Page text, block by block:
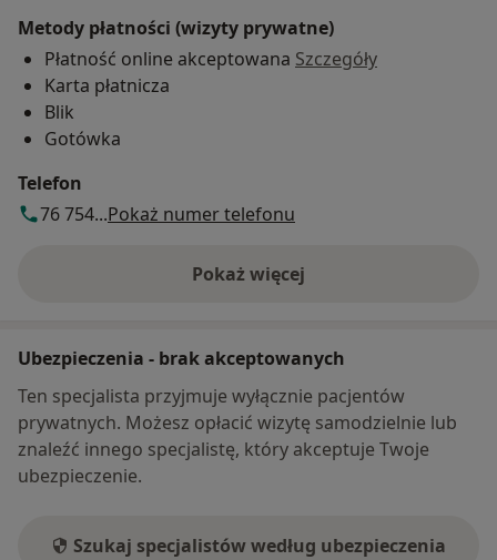
Metody płatności (wizyty prywatne)
Płatność online akceptowana Szczegóły
Karta płatnicza
Blik
Gotówka
Telefon
76 754...Pokaż numer telefonu
Pokaż więcej
o adresie
Ubezpieczenia - brak akceptowanych
Ten specjalista przyjmuje wyłącznie pacjentów
prywatnych. Możesz opłacić wizytę samodzielnie lub
znaleźć innego specjalistę, który akceptuje Twoje
ubezpieczenie.
Szukaj specjalistów według ubezpieczenia